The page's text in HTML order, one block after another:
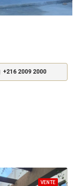
+216 2009 2000
VENTE